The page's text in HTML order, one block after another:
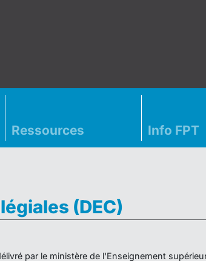
Ressources Info FPT
(DEC)
par le ministère de l'Enseignement